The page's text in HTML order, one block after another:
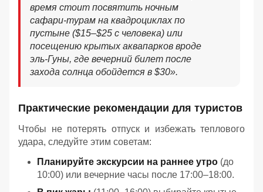
время стоит посвятить ночным
сафари-турам на квадроциклах по
пустыне ($15–$25 с человека) или
посещению крытых аквапарков вроде
эль-Гуны, где вечерний билет после
захода солнца обойдется в $30».
Практические рекомендации для туристов
Чтобы не потерять отпуск и избежать теплового
удара, следуйте этим советам:
Планируйте экскурсии на раннее утро (до
10:00) или вечерние часы после 17:00–18:00.